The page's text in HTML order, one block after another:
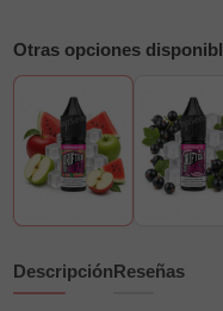
Otras opciones
DescripciónReseñas